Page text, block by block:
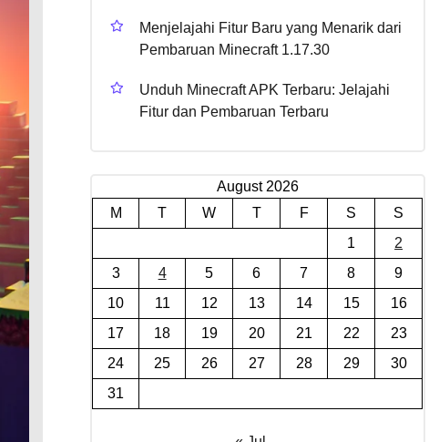
Menjelajahi Fitur Baru yang Menarik dari
Pembaruan Minecraft 1.17.30
Unduh Minecraft APK Terbaru: Jelajahi
Fitur dan Pembaruan Terbaru
August 2026
M
T W T F S
S
1
2
3
4 5 6 7 8
9
10
11 12 13 14 15
16
17
18 19 20 21 22
23
24
25 26 27 28 29
30
31